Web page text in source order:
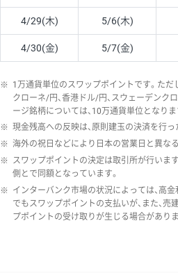
4/29(木) 5/6(木)
4/30(金) 5/7(金)
※ 1万通貨単位のスワップポイントです。ただ
クローネ/円、香港ドル/円、スウェーデンク
ージ銘柄については、10万通貨単位となりま
※ 現金残高への反映は、原則建玉の決済を行っ
※ 海外の祝日などにより日本の営業日と異な
※ スワップポイントの決定は取引所が行いま
側とで同額となっています。
※ インターバンク市場の状況によっては、高
でもスワップポイントの支払いが、また、
プポイントの受け取りが生じる場合がありま